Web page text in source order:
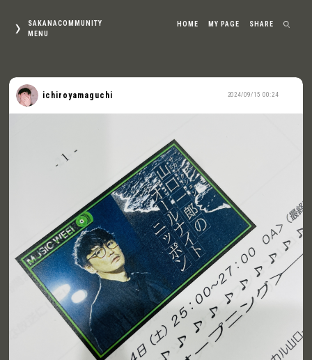
SAKANACOMMUNITY
MENU
HOME MY PAGE SHARE
2024/09/15 00:24
ichiroyamaguchi